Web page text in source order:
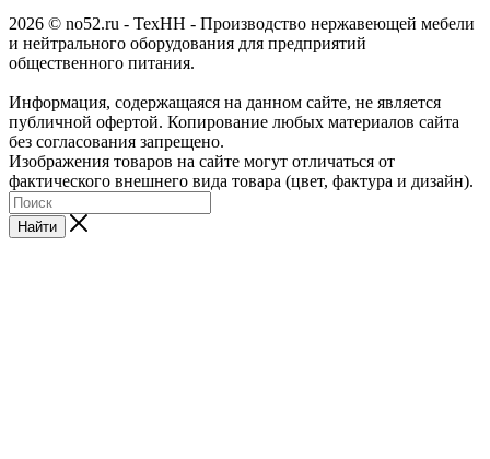
2026 © no52.ru - ТехНН - Производство нержавеющей мебели
и нейтрального оборудования для предприятий
общественного питания.
Информация, содержащаяся на данном сайте, не является
публичной офертой. Копирование любых материалов сайта
без согласования запрещено.
Изображения товаров на сайте могут отличаться от
фактического внешнего вида товара (цвет, фактура и дизайн).
Найти